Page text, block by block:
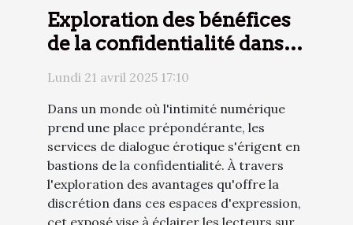
Exploration des bénéfices
de la confidentialité dans
les services de dialogue
Lundi 21 avril 2025 17:10
Dans un monde où l'intimité numérique
prend une place prépondérante, les
services de dialogue érotique s'érigent en
bastions de la confidentialité. À travers
l'exploration des avantages qu'offre la
discrétion dans ces espaces d'expression,